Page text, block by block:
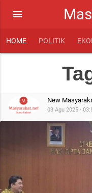
menu
HOME POLITIK
New
03 Agu 2025 -